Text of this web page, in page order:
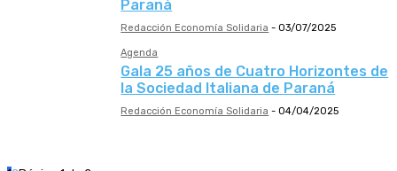
Paraná
Redacción Economía Solidaria - 03/07/2025
Agenda
Gala 25 años de Cuatro Horizontes de
la Sociedad Italiana de Paraná
Redacción Economía Solidaria - 04/04/2025